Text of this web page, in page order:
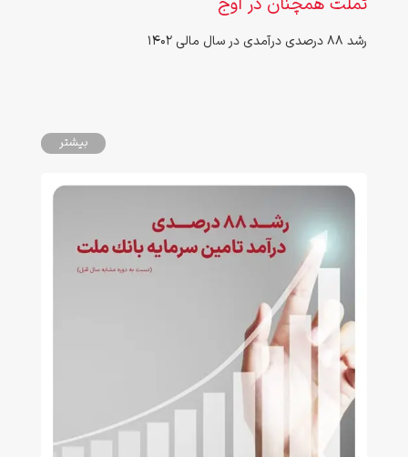
رشد 88 درصدی درآمدی در سال مالی 1402
بیشتر